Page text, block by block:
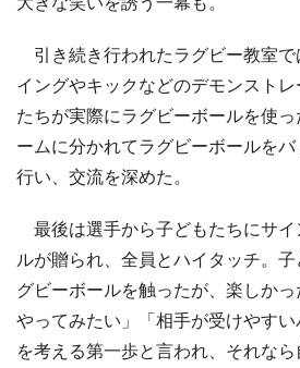
引き続き行われたラグビー教室
イングやキックなどのデモンスト
たちが実際にラグビーボールを使
ームに分かれてラグビーボールを
行い、交流を深めた。
最後は選手から子どもたちにサ
ルが贈られ、全員とハイタッチ。
グビーボールを触ったが、楽しか
やってみたい」「相手が受けやす
を考える第一歩と言われ、それな